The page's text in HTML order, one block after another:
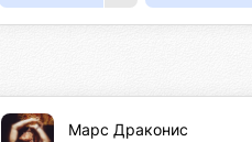
Марс Драконис